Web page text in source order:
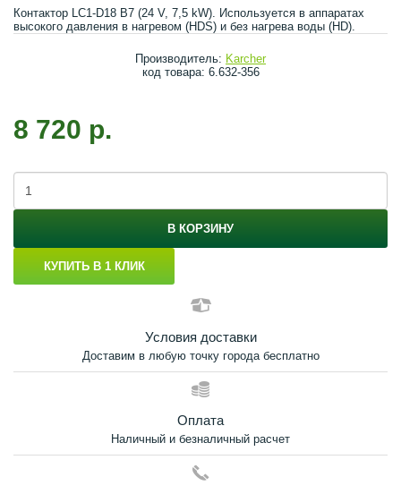
Контактор LC1-D18 B7 (24 V, 7,5 kW). Используется в аппаратах
высокого давления в нагревом (HDS) и без нагрева воды (HD).
Производитель: Karcher
код товара: 6.632-356
8 720 р.
В КОРЗИНУ
КУПИТЬ В 1 КЛИК
Условия доставки
Доставим в любую точку города бесплатно
Оплата
Наличный и безналичный расчет